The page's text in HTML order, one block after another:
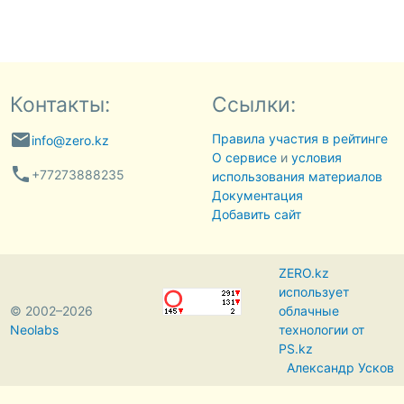
Контакты:
emailinfo@zero.kz
phone +77273888235
Ссылки:
Правила участия в рейтинге
О сервисеи условия
использования материалов
Документация
Добавить сайт
© 2002–2026
Neolabs
ZERO.kz
использует
облачные
технологии от
PS.kz
Александр Усков